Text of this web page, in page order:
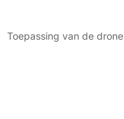
Toepassing van de drone